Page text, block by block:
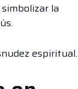
la
espiritual.